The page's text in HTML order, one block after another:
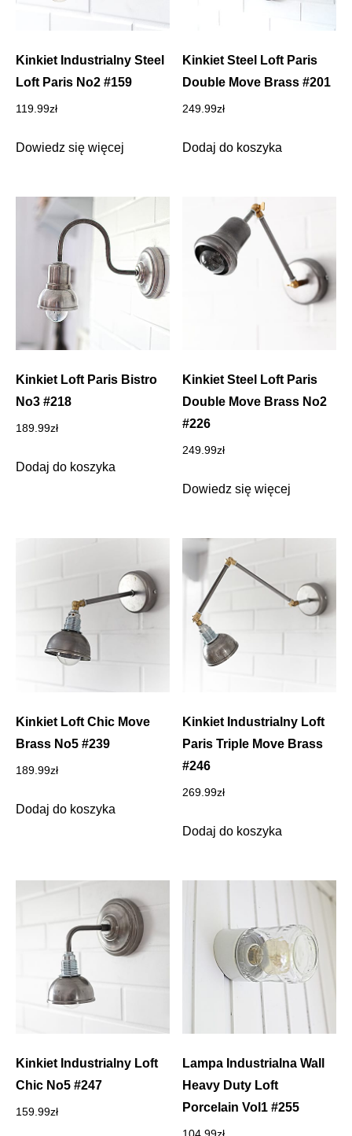
Kinkiet Industrialny Steel
Loft Paris No2 #159
119.99zł
Dowiedz się więcej
Kinkiet Steel Loft Paris
Double Move Brass #201
249.99zł
Dodaj do koszyka
Kinkiet Loft Paris Bistro
No3 #218
189.99zł
Dodaj do koszyka
Kinkiet Steel Loft Paris
Double Move Brass No2
#226
249.99zł
Dowiedz się więcej
Kinkiet Loft Chic Move
Brass No5 #239
189.99zł
Dodaj do koszyka
Kinkiet Industrialny Loft
Paris Triple Move Brass
#246
269.99zł
Dodaj do koszyka
Kinkiet Industrialny Loft
Chic No5 #247
159.99zł
Lampa Industrialna Wall
Heavy Duty Loft
Porcelain Vol1 #255